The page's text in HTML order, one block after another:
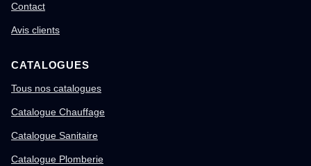
Contact
Avis clients
CATALOGUES
Tous nos catalogues
Catalogue Chauffage
Catalogue Sanitaire
Catalogue Plomberie